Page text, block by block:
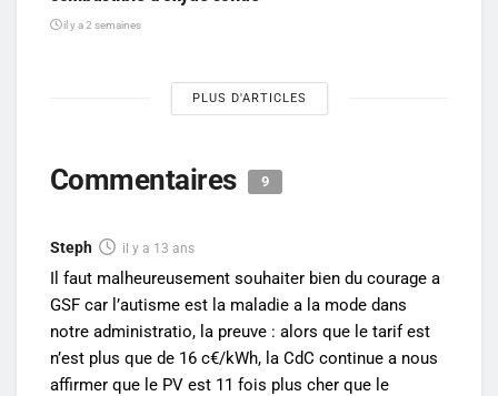
il y a 2 semaines
PLUS D'ARTICLES
Commentaires 9
Steph il y a 13 ans
Il faut malheureusement souhaiter bien du courage a
GSF car l’autisme est la maladie a la mode dans
notre administratio, la preuve : alors que le tarif est
n’est plus que de 16 c€/kWh, la CdC continue a nous
affirmer que le PV est 11 fois plus cher que le